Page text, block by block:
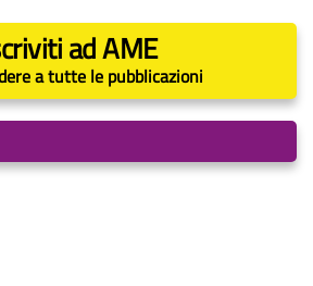
ad AME
a tutte le pubblicazioni